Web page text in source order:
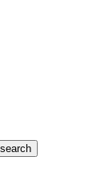
search